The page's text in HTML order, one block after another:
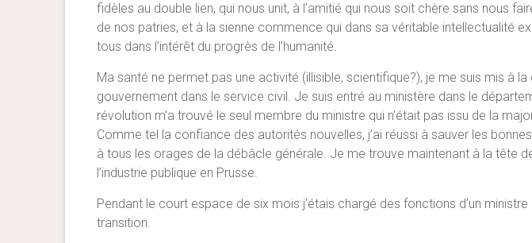
fidèles au double lien, qui nous unit, à l’amitié qui nous soit chère sans nous
de nos patries, et à la sienne commence qui dans sa véritable intellectualité
tous dans l’intérêt du progrès de l’humanité.
Ma santé ne permet pas une activité (illisible, scientifique?), je me suis mis à
gouvernement dans le service civil. Je suis entré au ministère dans le
révolution m’a trouvé le seul membre du ministre qui n’était pas issu de la
Comme tel la confiance des autorités nouvelles, j’ai réussi à sauver les
à tous les orages de la débâcle générale. Je me trouve maintenant à la tête
l’industrie publique en Prusse.
Pendant le court espace de six mois j’étais chargé des fonctions d’un
transition.